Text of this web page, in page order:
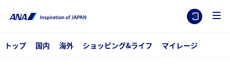
トップ 国内 海外 ショッピング&ライフ マイレージ